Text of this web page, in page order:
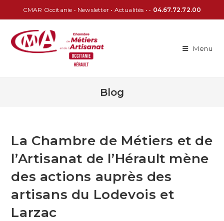
CMAR Occitanie • Newsletter • Actualités • • 04.67.72.72.00
Menu
Blog
La Chambre de Métiers et de
l’Artisanat de l’Hérault mène
des actions auprès des
artisans du Lodevois et
Larzac